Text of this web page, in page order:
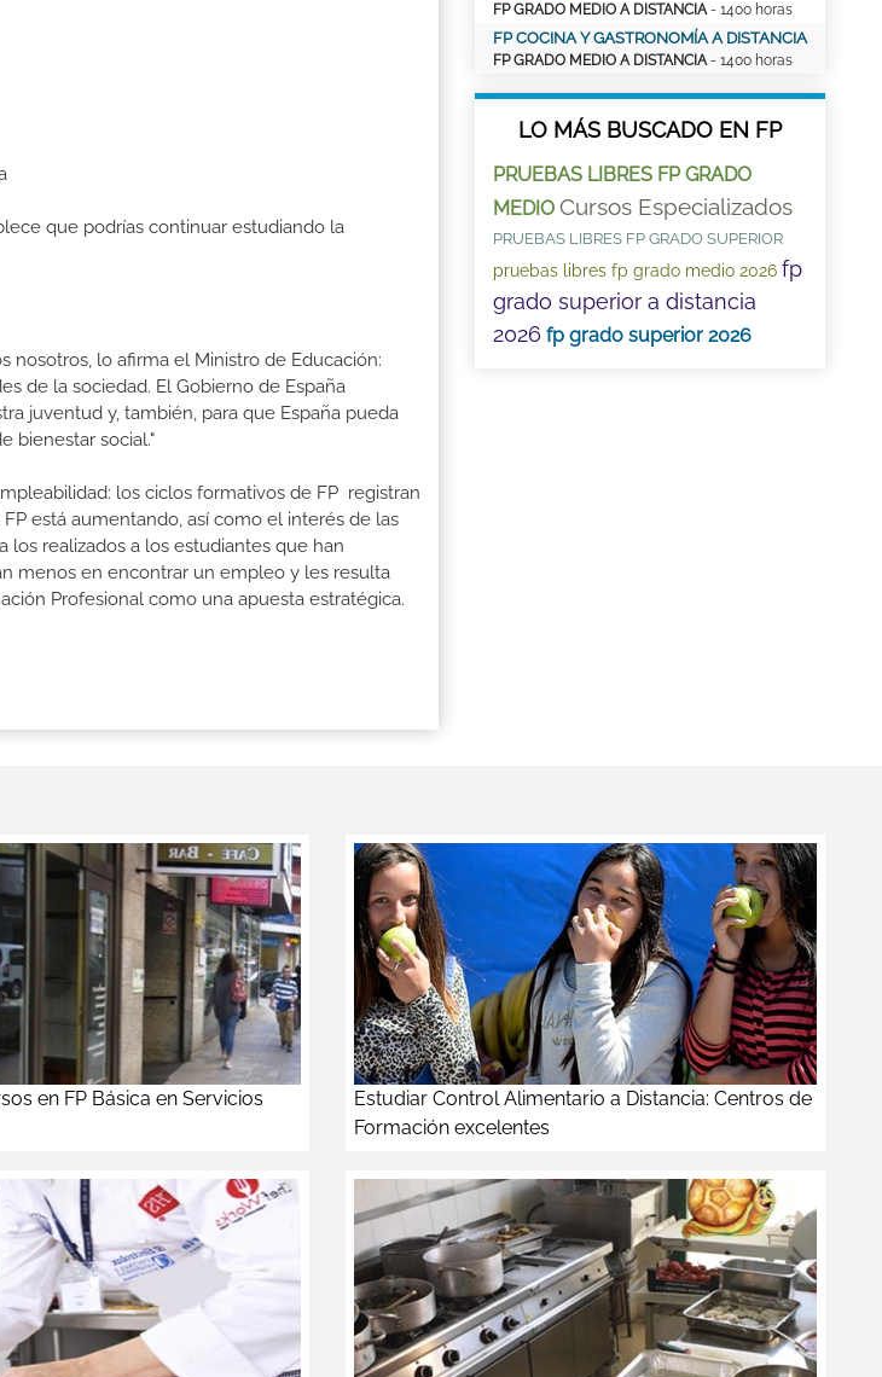
que podrías continuar estudiando la
nosotros, lo afirma el Ministro de Educación:
de la sociedad. El Gobierno de España
juventud y, también, para que España pueda
bienestar social."
los ciclos formativos de FP registran
está aumentando, así como el interés de las
los realizados a los estudiantes que han
menos en encontrar un empleo y les resulta
Profesional como una apuesta estratégica.
FP GRADO MEDIO A DISTANCIA- 1400 horas
FP COCINA Y GASTRONOMÍA A DISTANCIA
FP GRADO MEDIO A DISTANCIA- 1400 horas
LO MÁS BUSCADO EN FP
PRUEBAS LIBRES FP GRADO
MEDIO Cursos Especializados
PRUEBAS LIBRES FP GRADO SUPERIOR
pruebas libres fp grado medio 2026 fp
grado superior a distancia
2026 fp grado superior 2026
en FP Básica en Servicios
Estudiar Control Alimentario a Distancia: Centros de
Formación excelentes